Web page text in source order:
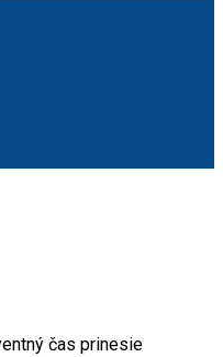
čas prinesie